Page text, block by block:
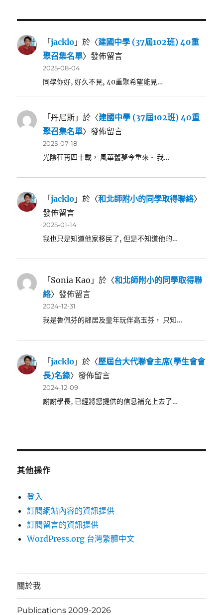
「jacklo 」於〈建國中學 (37屆102班) 40重
聚召集名單〉發佈留言
2025-08-04
同學你好, 好久不見, 40重聚希望能見…
「丹尼斯 」於〈建國中學 (37屆102班) 40重
聚召集名單〉發佈留言
2025-07-18
光陰荏苒四十載， 風華舊夢今重來 ~ 我…
「jacklo 」於〈和北師附小的同學取得聯絡〉
發佈留言
2025-01-14
我也只是知道他家移民了, 但是不知道他的…
「Sonia Kao 」於〈和北師附小的同學取得聯
絡〉發佈留言
2024-12-31
我是魯佩芬的鄰居及童年玩伴高玉芬， 只知…
「jacklo 」於〈歷屆台大代聯會主席(學生會會
長)名錄〉發佈留言
2024-12-09
謝謝學長, 已經將您提供的信息補充上去了…
其他操作
登入
訂閱網站內容的資訊提供
訂閱留言的資訊提供
WordPress.org 台灣繁體中文
關於我
Publications 2009-2026